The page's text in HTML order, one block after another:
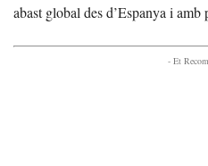
abast global des d’Espanya i
- Et